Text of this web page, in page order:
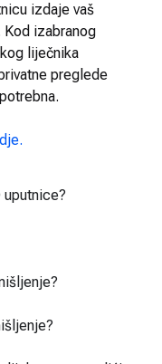
izdaje vaš
izabranog
liječnika
preglede
uputnice?